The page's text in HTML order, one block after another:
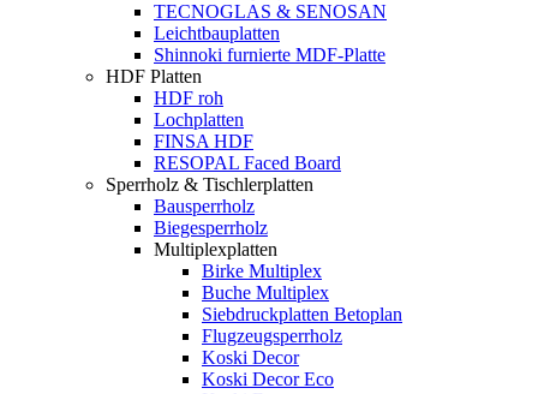
TECNOGLAS & SENOSAN
Leichtbauplatten
Shinnoki furnierte MDF-Platte
HDF Platten
HDF roh
Lochplatten
FINSA HDF
RESOPAL Faced Board
Sperrholz & Tischlerplatten
Bausperrholz
Biegesperrholz
Multiplexplatten
Birke Multiplex
Buche Multiplex
Siebdruckplatten Betoplan
Flugzeugsperrholz
Koski Decor
Koski Decor Eco